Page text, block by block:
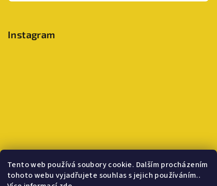
Tento web používá soubory cookie. Dalším procházením
tohoto webu vyjadřujete souhlas s jejich používáním..
Instagram